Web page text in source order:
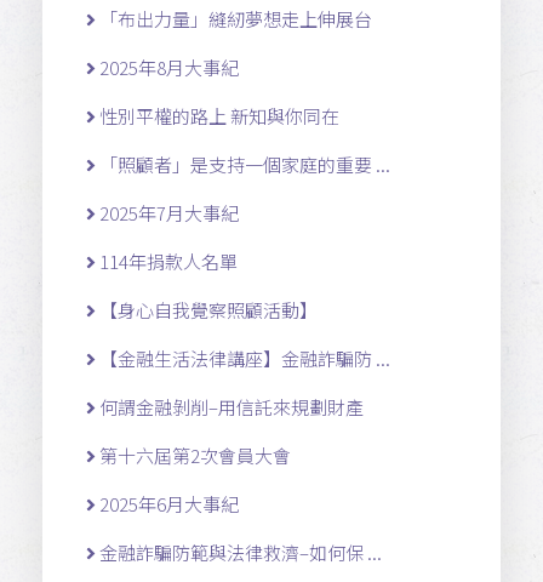
「布出力量」縫紉夢想走上伸展台
2025年8月大事紀
性別平權的路上 新知與你同在
「照顧者」是支持一個家庭的重要 ...
2025年7月大事紀
114年捐款人名單
【身心自我覺察照顧活動】
【金融生活法律講座】金融詐騙防 ...
何謂金融剝削–用信託來規劃財產
第十六屆第2次會員大會
2025年6月大事紀
金融詐騙防範與法律救濟–如何保 ...